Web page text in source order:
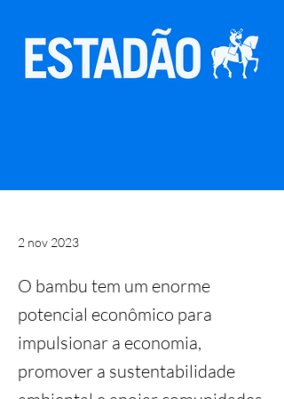
2 nov 2023
O bambu tem um enorme
potencial econômico para
impulsionar a economia,
promover a sustentabilidade